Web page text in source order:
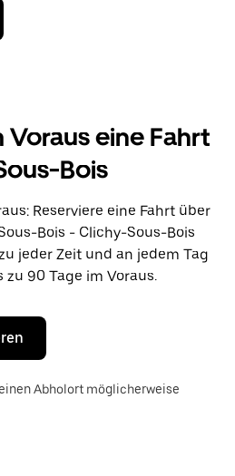
Voraus eine Fahrt
Bois
Reserviere eine Fahrt über
Bois - Clichy-Sous-Bois
jeder Zeit und an jedem Tag
zu 90 Tage im Voraus.
Abholort möglicherweise